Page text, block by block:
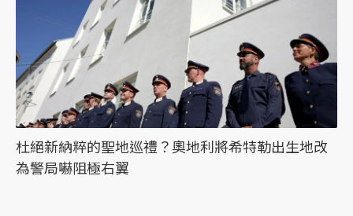
杜絕新納粹的聖地巡禮？奧地利將希特勒出生地改
為警局嚇阻極右翼